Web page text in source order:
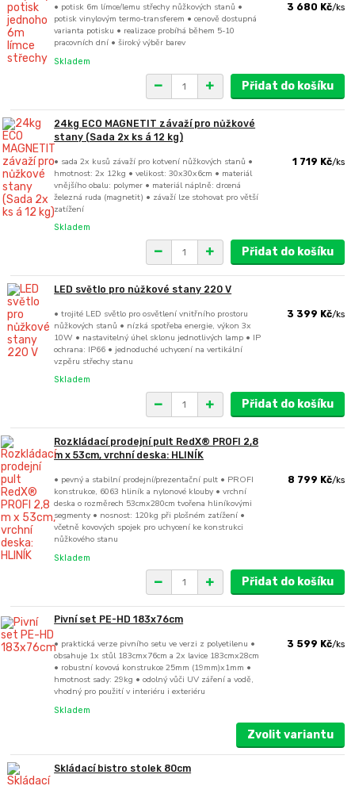
• potisk 6m límce/lemu střechy nůžkových stanů •
potisk vinylovým termo-transferem • cenově dostupná
varianta potisku • realizace probíhá během 5-10
pracovních dní • široký výběr barev
3 680 Kč/ks
Skladem
Přidat do košíku
24kg ECO MAGNETIT závaží pro nůžkové
stany (Sada 2x ks á 12 kg)
• sada 2x kusů závaží pro kotvení nůžkových stanů •
hmotnost: 2x 12kg • velikost: 30x30x6cm • materiál
vnějšího obalu: polymer • materiál náplně: drcená
železná ruda (magnetit) • závaží lze stohovat pro větší
zatížení
1 719 Kč/ks
Skladem
Přidat do košíku
LED světlo pro nůžkové stany 220 V
• trojité LED světlo pro osvětlení vnitřního prostoru
nůžkových stanů • nízká spotřeba energie, výkon 3x
10W • nastavitelný úhel sklonu jednotlivých lamp • IP
ochrana: IP66 • jednoduché uchycení na vertikální
vzpěru střechy stanu
3 399 Kč/ks
Skladem
Přidat do košíku
Rozkládací prodejní pult RedX® PROFI 2,8
m x 53cm, vrchní deska: HLINÍK
• pevný a stabilní prodejní/prezentační pult • PROFI
konstrukce, 6063 hliník a nylonové klouby • vrchní
deska o rozměrech 53cmx280cm tvořena hliníkovými
segmenty • nosnost: 120kg při plošném zatížení •
včetně kovových spojek pro uchycení ke konstrukci
nůžkového stanu
8 799 Kč/ks
Skladem
Přidat do košíku
Pivní set PE-HD 183x76cm
• praktická verze pivního setu ve verzi z polyetilenu •
obsahuje 1x stůl 183cmx76cm a 2x lavice 183cmx28cm
• robustní kovová konstrukce 25mm (19mm)x1mm •
hmotnost sady: 29kg • odolný vůči UV záření a vodě,
vhodný pro použití v interiéru i exteriéru
3 599 Kč/ks
Skladem
Zvolit variantu
Skládací bistro stolek 80cm